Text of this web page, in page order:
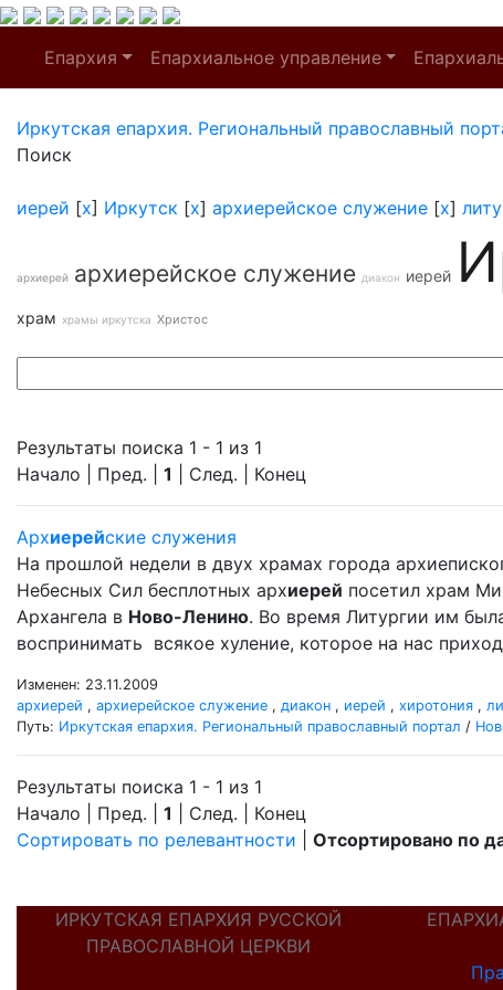
Епархия Епархиальное управление
Иркутская епархия. Региональный православный
Поиск
иерей [x] Иркутск [x] архиерейское служение [x]
архиерей архиерейское служение диакон иерей
храм храмы иркутска Христос
Результаты поиска 1 - 1 из 1
Начало | Пред. | 1 | След. | Конец
Архиерейские служения
На прошлой недели в двух храмах города
Небесных Сил бесплотных архиерей посетил храм
Архангела в Ново-Ленино. Во время Литургии им
воспринимать всякое хуление, которое на нас
Изменен: 23.11.2009
архиерей , архиерейское служение , диакон , иерей , хиротония ,
Путь: Иркутская епархия. Региональный православный портал /
Результаты поиска 1 - 1 из 1
Начало | Пред. | 1 | След. | Конец
Сортировать по релевантности
Отсортировано по
ИРКУТСКАЯ ЕПАРХИЯ РУССКОЙ
ПРАВОСЛАВНОЙ ЦЕРКВИ